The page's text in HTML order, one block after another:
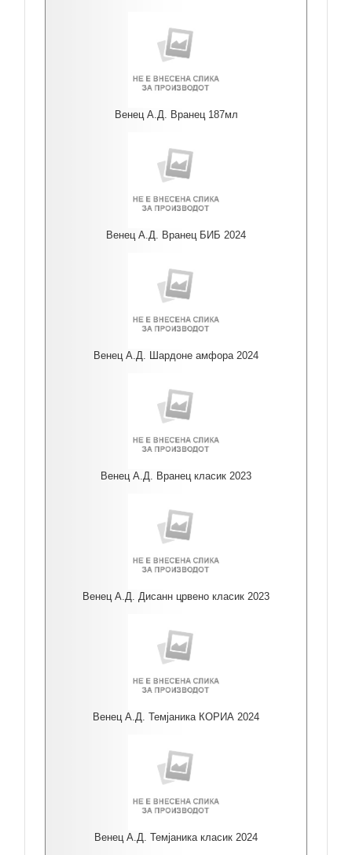
Венец А.Д. Вранец 187мл
Венец А.Д. Вранец БИБ 2024
Венец А.Д. Шардоне амфора 2024
Венец А.Д. Вранец класик 2023
Венец А.Д. Дисанн црвено класик 2023
Венец А.Д. Темјаника КОРИА 2024
Венец А.Д. Темјаника класик 2024